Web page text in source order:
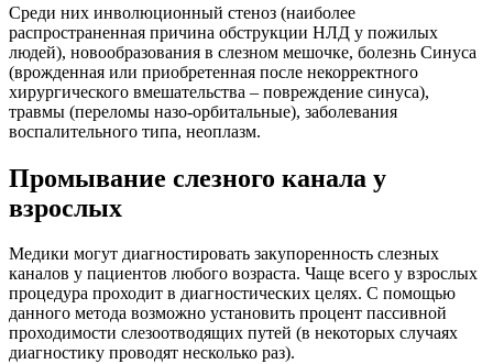
Среди них инволюционный стеноз (наиболее
распространенная причина обструкции НЛД у пожилых
людей), новообразования в слезном мешочке, болезнь Синуса
(врожденная или приобретенная после некорректного
хирургического вмешательства – повреждение синуса),
травмы (переломы назо-орбитальные), заболевания
воспалительного типа, неоплазм.
Промывание слезного канала у
взрослых
Медики могут диагностировать закупоренность слезных
каналов у пациентов любого возраста. Чаще всего у взрослых
процедура проходит в диагностических целях. С помощью
данного метода возможно установить процент пассивной
проходимости слезоотводящих путей (в некоторых случаях
диагностику проводят несколько раз).